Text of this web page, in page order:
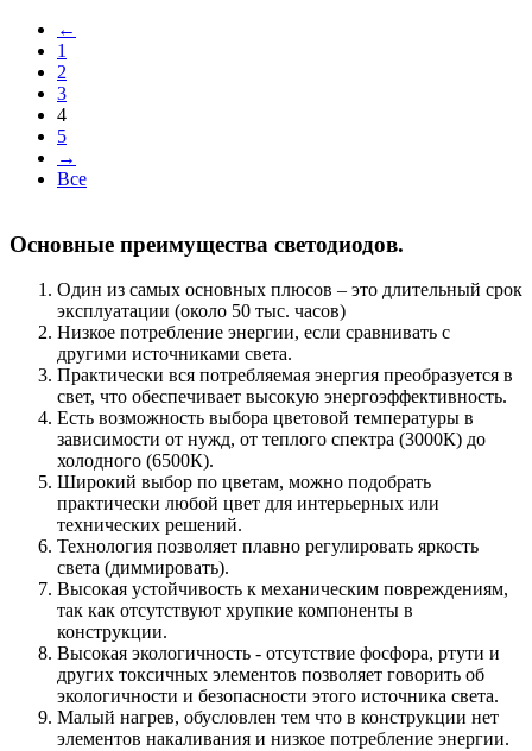
←
1
2
3
4
5
→
Все
Основные преимущества светодиодов.
Один из самых основных плюсов – это длительный срок
эксплуатации (около 50 тыс. часов)
Низкое потребление энергии, если сравнивать с
другими источниками света.
Практически вся потребляемая энергия преобразуется в
свет, что обеспечивает высокую энергоэффективность.
Есть возможность выбора цветовой температуры в
зависимости от нужд, от теплого спектра (3000К) до
холодного (6500К).
Широкий выбор по цветам, можно подобрать
практически любой цвет для интерьерных или
технических решений.
Технология позволяет плавно регулировать яркость
света (диммировать).
Высокая устойчивость к механическим повреждениям,
так как отсутствуют хрупкие компоненты в
конструкции.
Высокая экологичность - отсутствие фосфора, ртути и
других токсичных элементов позволяет говорить об
экологичности и безопасности этого источника света.
Малый нагрев, обусловлен тем что в конструкции нет
элементов накаливания и низкое потребление энергии.